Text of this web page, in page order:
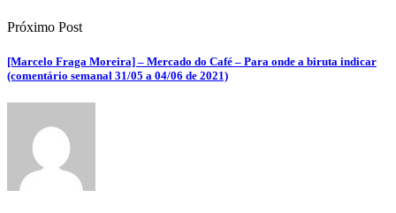
Próximo Post
[Marcelo Fraga Moreira] – Mercado do Café – Para onde a biruta indicar
(comentário semanal 31/05 a 04/06 de 2021)